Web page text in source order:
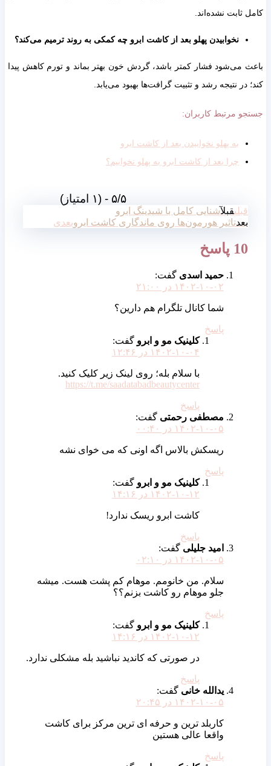
ثابت نشده‌اند.
نخوابیدن پهلو بعد از کاشت ابرو چه کمکی به روند ترمیم می‌کند؟
می‌شود فشار کمتر باشد، گردش خون بهتر بماند و تورم کاهش پیدا
نتیجه رشد و تثبیت گرافت‌ها بهبود می‌یابد.
مرتبط کاربران:
به پهلو نخوابیدن بعد از کاشت ابرو
چرا بعد از کاشت ابرو به پهلو نخوابیم؟
قبلآشنایی کامل با شیدینگ ابرو
تاثیر هورمون‌ها روی ماندگاری کاشت ابروبعدی
حمید اسدی گفت:
۱۴۰۲-۱۰-۰۲ در ۲۱:۰۰
شما کانال تلگرام هم دارین؟
کلینیک مو و ابرو گفت:
۱۴۰۲-۱۰-۰۴ در ۱۲:۴۶
با سلام بله؛ روی لینک زیر کلیک کنید.
https://t.me/saadatabadbeautycenter
مصطفی رحمتیگفت:
۱۴۰۲-۱۰-۰۵ در ۰۰:۴۰
ریسکش بالاس اگه اونی که می خوای نشه
کلینیک مو و ابرو گفت:
۱۴۰۲-۱۰-۱۲ در ۱۴:۱۶
کاشت ابرو ریسک ندارد!
امید جلیلیگفت:
۱۴۰۲-۱۰-۰۵ در ۰۲:۱۰
سلام. من خانومم. موهام کم پشت هست. میشه
جلو موهام رو کاشت بزنم؟؟
کلینیک مو و ابرو گفت:
۱۴۰۲-۱۰-۱۲ در ۱۴:۱۶
در صورتی که کاندید نباشید بله مشکلی ندارد.
یدالله خانی گفت:
۱۴۰۲-۱۰-۰۵ در ۲۰:۴۵
کاربلد ترین و حرفه ای ترین مرکز برای کاشت
واقعا عالی هستین